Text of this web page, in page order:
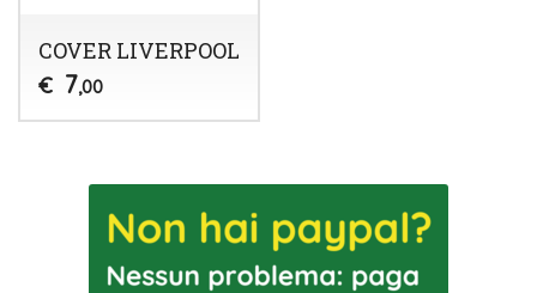
COVER LIVERPOOL
€ 7,00